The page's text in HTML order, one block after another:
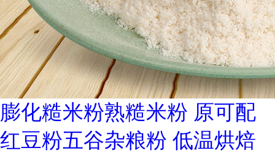
膨化糙米粉熟糙米粉 原可配
红豆粉五谷杂粮粉 低温烘焙